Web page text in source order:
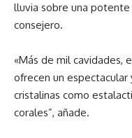
lluvia sobre una
consejero.
«Más de mil cavidades,
ofrecen un
cristalinas como
corales”, añade.